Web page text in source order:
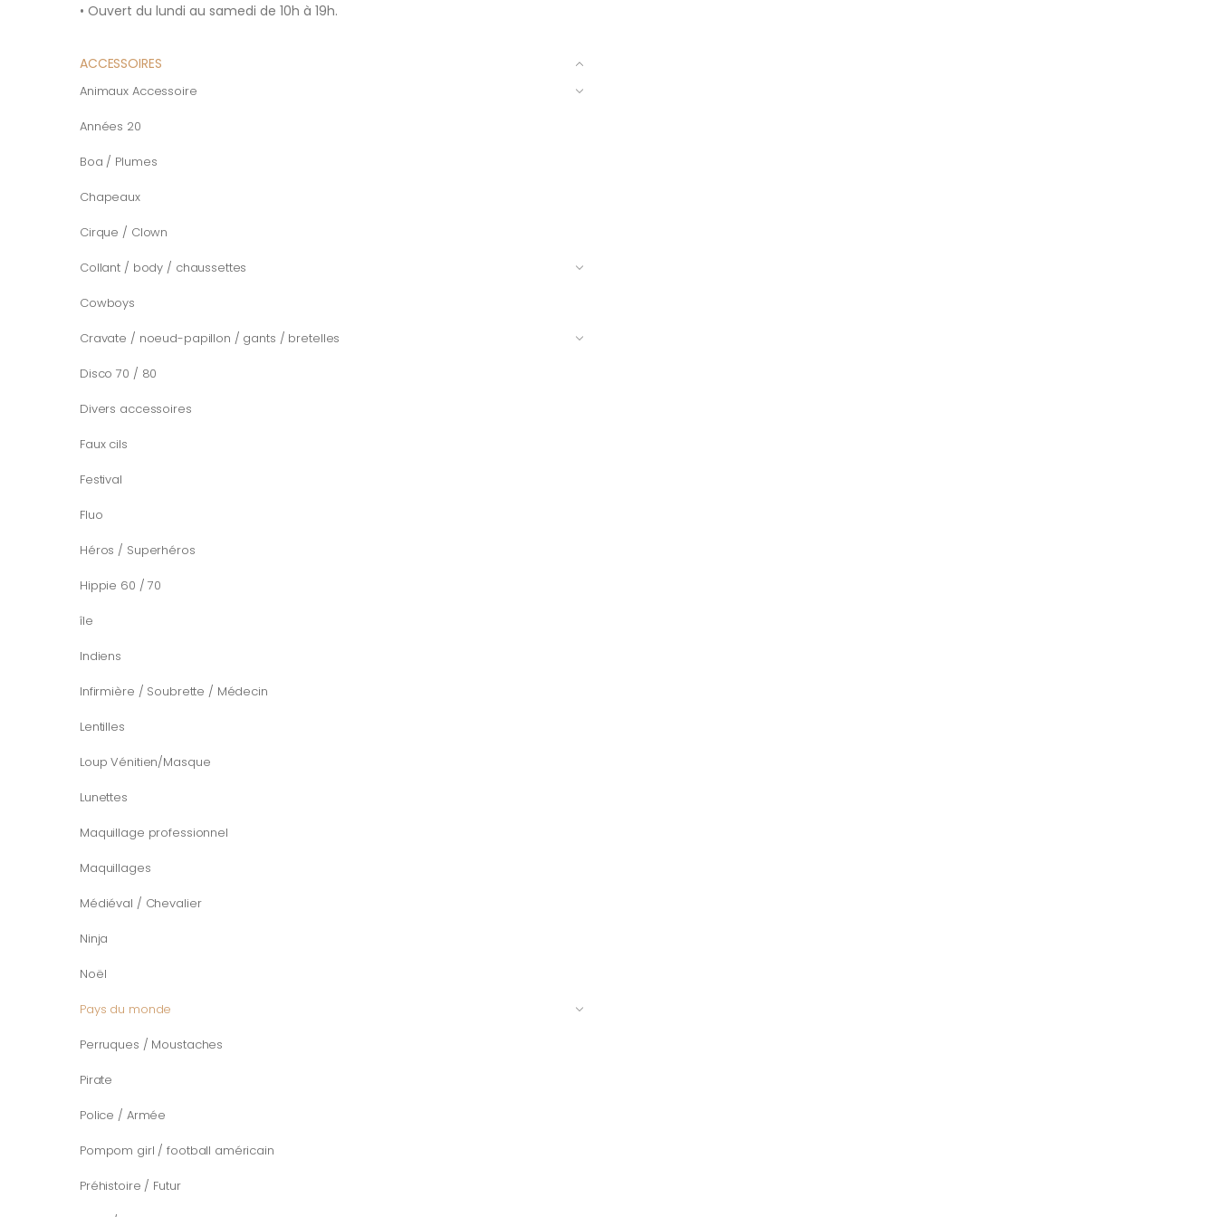
• Ouvert du lundi au samedi de 10h à 19h.
ACCESSOIRES
Animaux Accessoire
Années 20
Boa / Plumes
Chapeaux
Cirque / Clown
Collant / body / chaussettes
Cowboys
Cravate / noeud-papillon / gants / bretelles
Disco 70 / 80
Divers accessoires
Faux cils
Festival
Fluo
Héros / Superhéros
Hippie 60 / 70
île
Indiens
Infirmière / Soubrette / Médecin
Lentilles
Loup Vénitien/Masque
Lunettes
Maquillage professionnel
Maquillages
Médiéval / Chevalier
Ninja
Noël
Pays du monde
Perruques / Moustaches
Pirate
Police / Armée
Pompom girl / football américain
Préhistoire / Futur